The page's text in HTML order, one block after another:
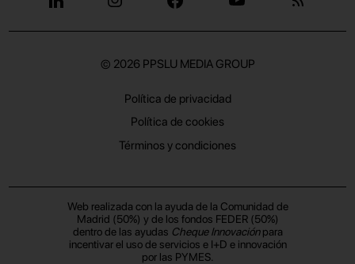
© 2026 PPSLU MEDIA GROUP
Política de privacidad
Política de cookies
Términos y condiciones
Web realizada con la ayuda de la Comunidad de
Madrid (50%) y de los fondos FEDER (50%)
dentro de las ayudas Cheque Innovaciónpara
incentivar el uso de servicios e I+D e innovación
por las PYMES.